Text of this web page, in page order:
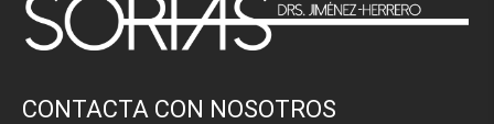
CONTACTA CON NOSOTROS